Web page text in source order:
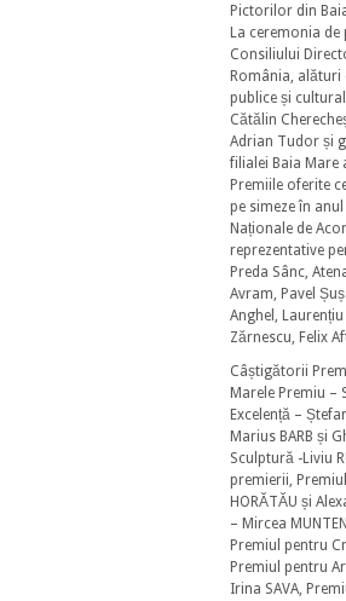
Pictorilor din
La ceremonia
Consiliului
România, alături
publice și
Cătălin
Adrian Tudor și
filialei Baia Mare
Premiile oferite
pe simeze în
Naționale de
reprezentative
Preda Sânc,
Avram, Pavel
Anghel,
Zărnescu, Felix
Câștigătorii
Marele Premiu –
Excelență –
Marius BARB și
Sculptură -Liviu
premierii,
HORĂTĂU și
– Mircea
Premiul pentru
Premiul pentru
Irina SAVA,